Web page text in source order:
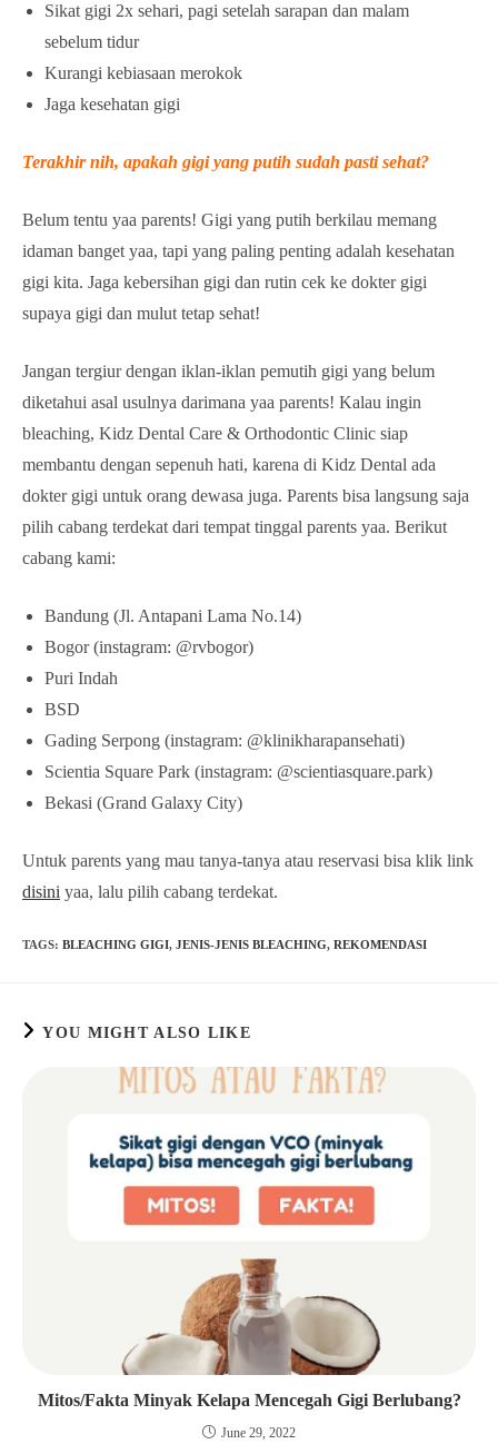
Sikat gigi 2x sehari, pagi setelah sarapan dan malam
sebelum tidur
Kurangi kebiasaan merokok
Jaga kesehatan gigi
Terakhir nih, apakah gigi yang putih sudah pasti sehat?
Belum tentu yaa parents! Gigi yang putih berkilau memang
idaman banget yaa, tapi yang paling penting adalah kesehatan
gigi kita. Jaga kebersihan gigi dan rutin cek ke dokter gigi
supaya gigi dan mulut tetap sehat!
Jangan tergiur dengan iklan-iklan pemutih gigi yang belum
diketahui asal usulnya darimana yaa parents! Kalau ingin
bleaching, Kidz Dental Care & Orthodontic Clinic siap
membantu dengan sepenuh hati, karena di Kidz Dental ada
dokter gigi untuk orang dewasa juga. Parents bisa langsung saja
pilih cabang terdekat dari tempat tinggal parents yaa. Berikut
cabang kami:
Bandung (Jl. Antapani Lama No.14)
Bogor (instagram: @rvbogor)
Puri Indah
BSD
Gading Serpong (instagram: @klinikharapansehati)
Scientia Square Park (instagram: @scientiasquare.park)
Bekasi (Grand Galaxy City)
Untuk parents yang mau tanya-tanya atau reservasi bisa klik link
disini yaa, lalu pilih cabang terdekat.
TAGS: BLEACHING GIGI, JENIS-JENIS BLEACHING, REKOMENDASI
YOU MIGHT ALSO LIKE
Mitos/Fakta Minyak Kelapa Mencegah Gigi Berlubang?
June 29, 2022